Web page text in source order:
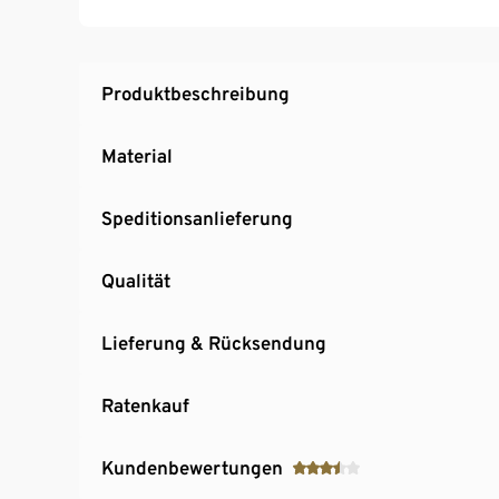
Produktbeschreibung
Material
Speditionsanlieferung
Qualität
Lieferung & Rücksendung
Ratenkauf
Kundenbewertungen